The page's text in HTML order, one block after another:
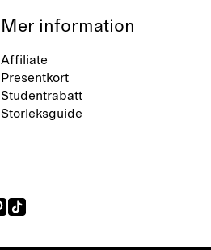
Mer information
Affiliate
Presentkort
Studentrabatt
Storleksguide